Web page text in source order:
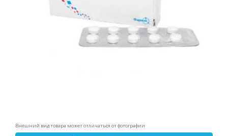
Внешний вид товара может отличаться от фотографии